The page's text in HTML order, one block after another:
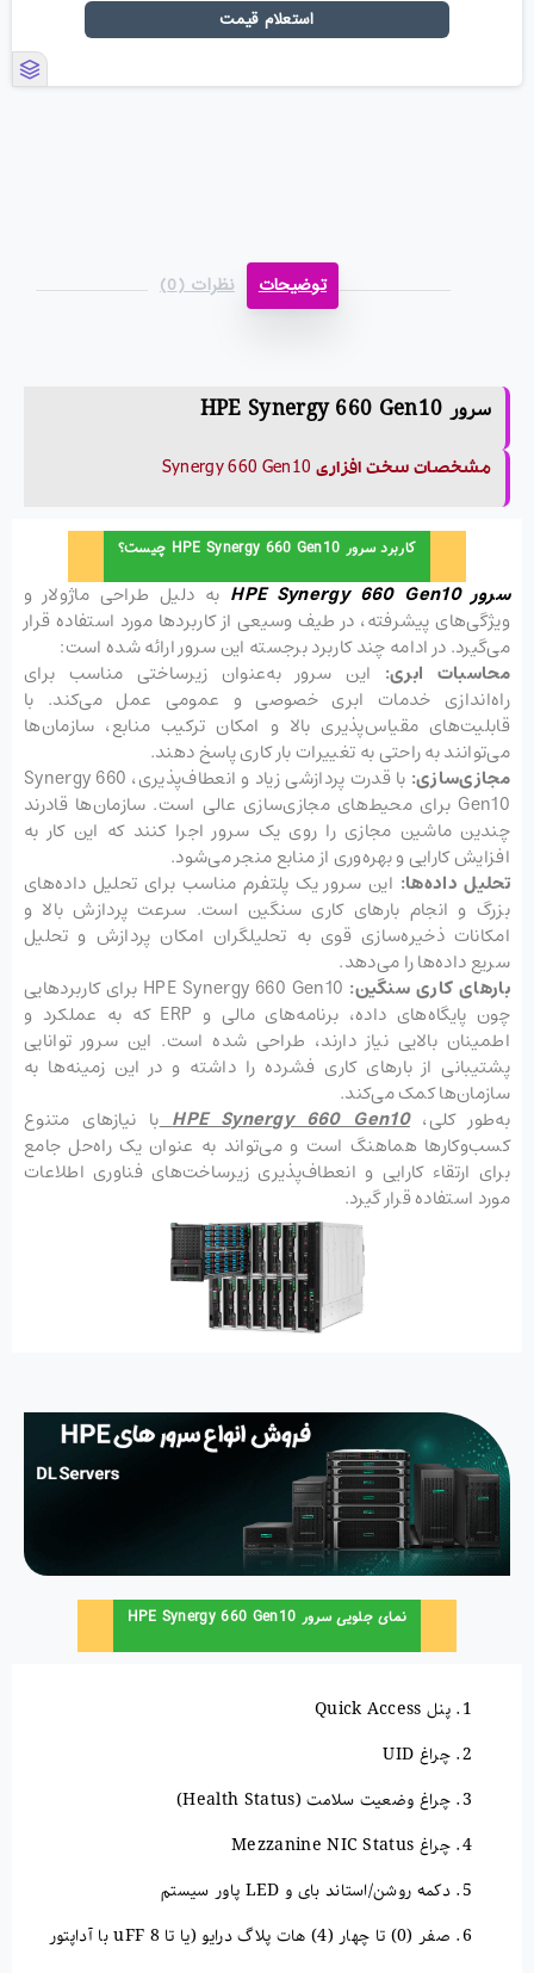
استعلام قیمت
توضیحات نظرات (0)
سرور HPE Synergy 660 Gen10
مشخصات سخت افزاری Synergy 660 Gen10
کاربرد سرور HPE Synergy 660 Gen10 چیست؟
سرور HPE Synergy 660 Gen10
به دلیل طراحی ماژولار و
ویژگی‌های پیشرفته، در طیف وسیعی از کاربردها مورد استفاده قرار
می‌گیرد. در ادامه چند کاربرد برجسته این سرور ارائه شده است:
محاسبات ابری: این سرور به‌عنوان زیرساختی مناسب برای
راه‌اندازی خدمات ابری خصوصی و عمومی عمل می‌کند. با
قابلیت‌های مقیاس‌پذیری بالا و امکان ترکیب منابع، سازمان‌ها
می‌توانند به راحتی به تغییرات بار کاری پاسخ دهند.
مجازی‌سازی:
با قدرت پردازشی زیاد و انعطاف‌پذیری، Synergy 660
Gen10 برای محیط‌های مجازی‌سازی عالی است. سازمان‌ها قادرند
چندین ماشین مجازی را روی یک سرور اجرا کنند که این کار به
افزایش کارایی و بهره‌وری از منابع منجر می‌شود.
تحلیل داده‌ها: این سرور یک پلتفرم مناسب برای تحلیل داده‌های
بزرگ و انجام بارهای کاری سنگین است. سرعت پردازش بالا و
امکانات ذخیره‌سازی قوی به تحلیلگران امکان پردازش و تحلیل
سریع داده‌ها را می‌دهد.
بارهای کاری سنگین:
HPE Synergy 660 Gen10 برای کاربردهایی
چون پایگاه‌های داده، برنامه‌های مالی و ERP که به عملکرد و
اطمینان بالایی نیاز دارند، طراحی شده است. این سرور توانایی
پشتیبانی از بارهای کاری فشرده را داشته و در این زمینه‌ها به
سازمان‌ها کمک می‌کند.
به‌طور کلی،HPE Synergy 660 Gen10 با نیازهای متنوع
کسب‌وکارها هماهنگ است و می‌تواند به عنوان یک راه‌حل جامع
برای ارتقاء کارایی و انعطاف‌پذیری زیرساخت‌های فناوری اطلاعات
مورد استفاده قرار گیرد.
نمای جلویی سرور HPE Synergy 660 Gen10
پنل Quick Access
چراغ UID
چراغ وضعیت سلامت (Health Status)
چراغ Mezzanine NIC Status
دکمه روشن/استاند بای و LED پاور سیستم
صفر (0) تا چهار (4) هات پلاگ درایو (یا تا 8 uFF با آداپتور